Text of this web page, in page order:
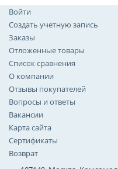
Войти
Создать учетную запись
Заказы
Отложенные товары
Список сравнения
О компании
Отзывы покупателей
Вопросы и ответы
Вакансии
Карта сайта
Сертификаты
Возврат